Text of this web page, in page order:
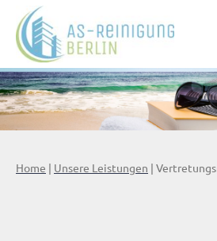
Home | Unsere Leistungen |